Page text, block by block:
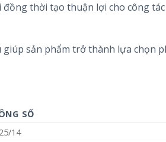
thời tạo thuận lợi cho công
sản phẩm trở thành lựa chọn
SỐ
14